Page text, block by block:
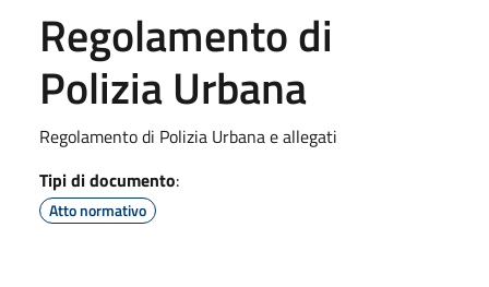
Regolamento di
Polizia Urbana
Regolamento di Polizia Urbana e allegati
Tipi di documento:
Atto normativo